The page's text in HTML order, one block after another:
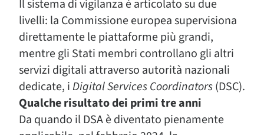
Il sistema di vigilanza è articolato su due
livelli: la Commissione europea supervisiona
direttamente le piattaforme più grandi,
mentre gli Stati membri controllano gli altri
servizi digitali attraverso autorità nazionali
dedicate, iDigital Services Coordinators(DSC).
Qualche risultato dei primi tre anni
Da quando il DSA è diventato pienamente